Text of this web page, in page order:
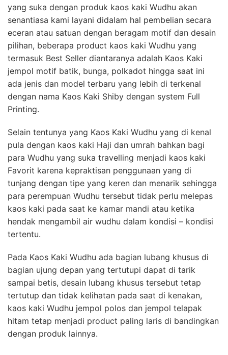
yang suka dengan produk kaos kaki Wudhu akan
senantiasa kami layani didalam hal pembelian secara
eceran atau satuan dengan beragam motif dan desain
pilihan, beberapa product kaos kaki Wudhu yang
termasuk Best Seller diantaranya adalah Kaos Kaki
jempol motif batik, bunga, polkadot hingga saat ini
ada jenis dan model terbaru yang lebih di terkenal
dengan nama Kaos Kaki Shiby dengan system Full
Printing.
Selain tentunya yang Kaos Kaki Wudhu yang di kenal
pula dengan kaos kaki Haji dan umrah bahkan bagi
para Wudhu yang suka travelling menjadi kaos kaki
Favorit karena kepraktisan penggunaan yang di
tunjang dengan tipe yang keren dan menarik sehingga
para perempuan Wudhu tersebut tidak perlu melepas
kaos kaki pada saat ke kamar mandi atau ketika
hendak mengambil air wudhu dalam kondisi – kondisi
tertentu.
Pada Kaos Kaki Wudhu ada bagian lubang khusus di
bagian ujung depan yang tertutupi dapat di tarik
sampai betis, desain lubang khusus tersebut tetap
tertutup dan tidak kelihatan pada saat di kenakan,
kaos kaki Wudhu jempol polos dan jempol telapak
hitam tetap menjadi product paling laris di bandingkan
dengan produk lainnya.